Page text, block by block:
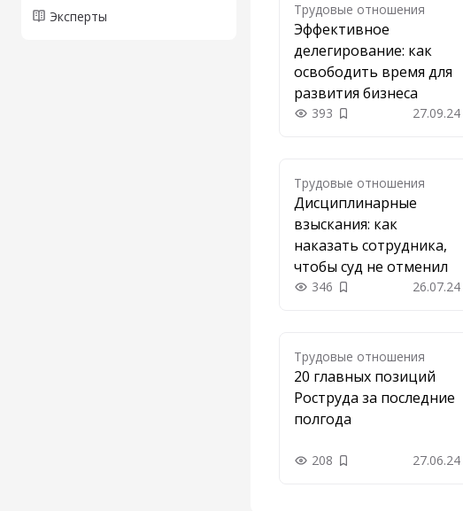
Эксперты
Трудовые отношения
Эффективное
делегирование: как
освободить время для
развития бизнеса
393 Добавить в закладки
27.09.24
Трудовые отношения
Дисциплинарные
взыскания: как
наказать сотрудника,
чтобы суд не отменил
346 Добавить в закладки
26.07.24
Трудовые отношения
20 главных позиций
Роструда за последние
полгода
208 Добавить в закладки
27.06.24